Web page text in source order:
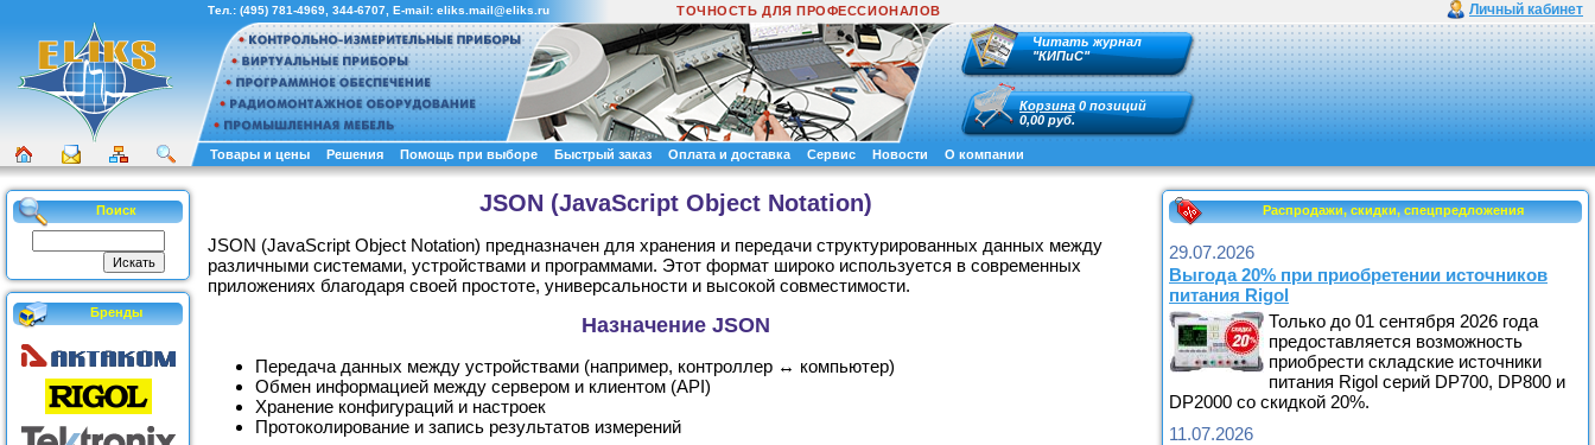
Личный кабинет
Тел.: (495) 781-4969 344-6707 , E-mail: eliks.mail@eliks.ru ТОЧНОСТЬ ДЛЯ ПРОФЕССИОНАЛОВ
Читать журнал
"КИПиС"
Корзина 0 позиций
0,00 руб.
Товары и цены Решения Помощь при выборе Быстрый заказ Оплата и доставка Сервис Новости О компании
Поиск
Бренды
JSON (JavaScript Object Notation)
JSON (JavaScript Object Notation) предназначен для хранения и передачи структурированных данных между
различными системами, устройствами и программами. Этот формат широко используется в современных
приложениях благодаря своей простоте, универсальности и высокой совместимости.
Назначение JSON
Передача данных между устройствами (например, контроллер ↔ компьютер)
Обмен информацией между сервером и клиентом (API)
Хранение конфигураций и настроек
Протоколирование и запись результатов измерений
Распродажи, скидки, спецпредложения
29.07.2026
Выгода 20% при приобретении источников
питания Rigol
Только до 01 сентября 2026 года
предоставляется возможность
приобрести складские источники
питания Rigol серий DP700, DP800 и
DP2000 со скидкой 20%.
11.07.2026